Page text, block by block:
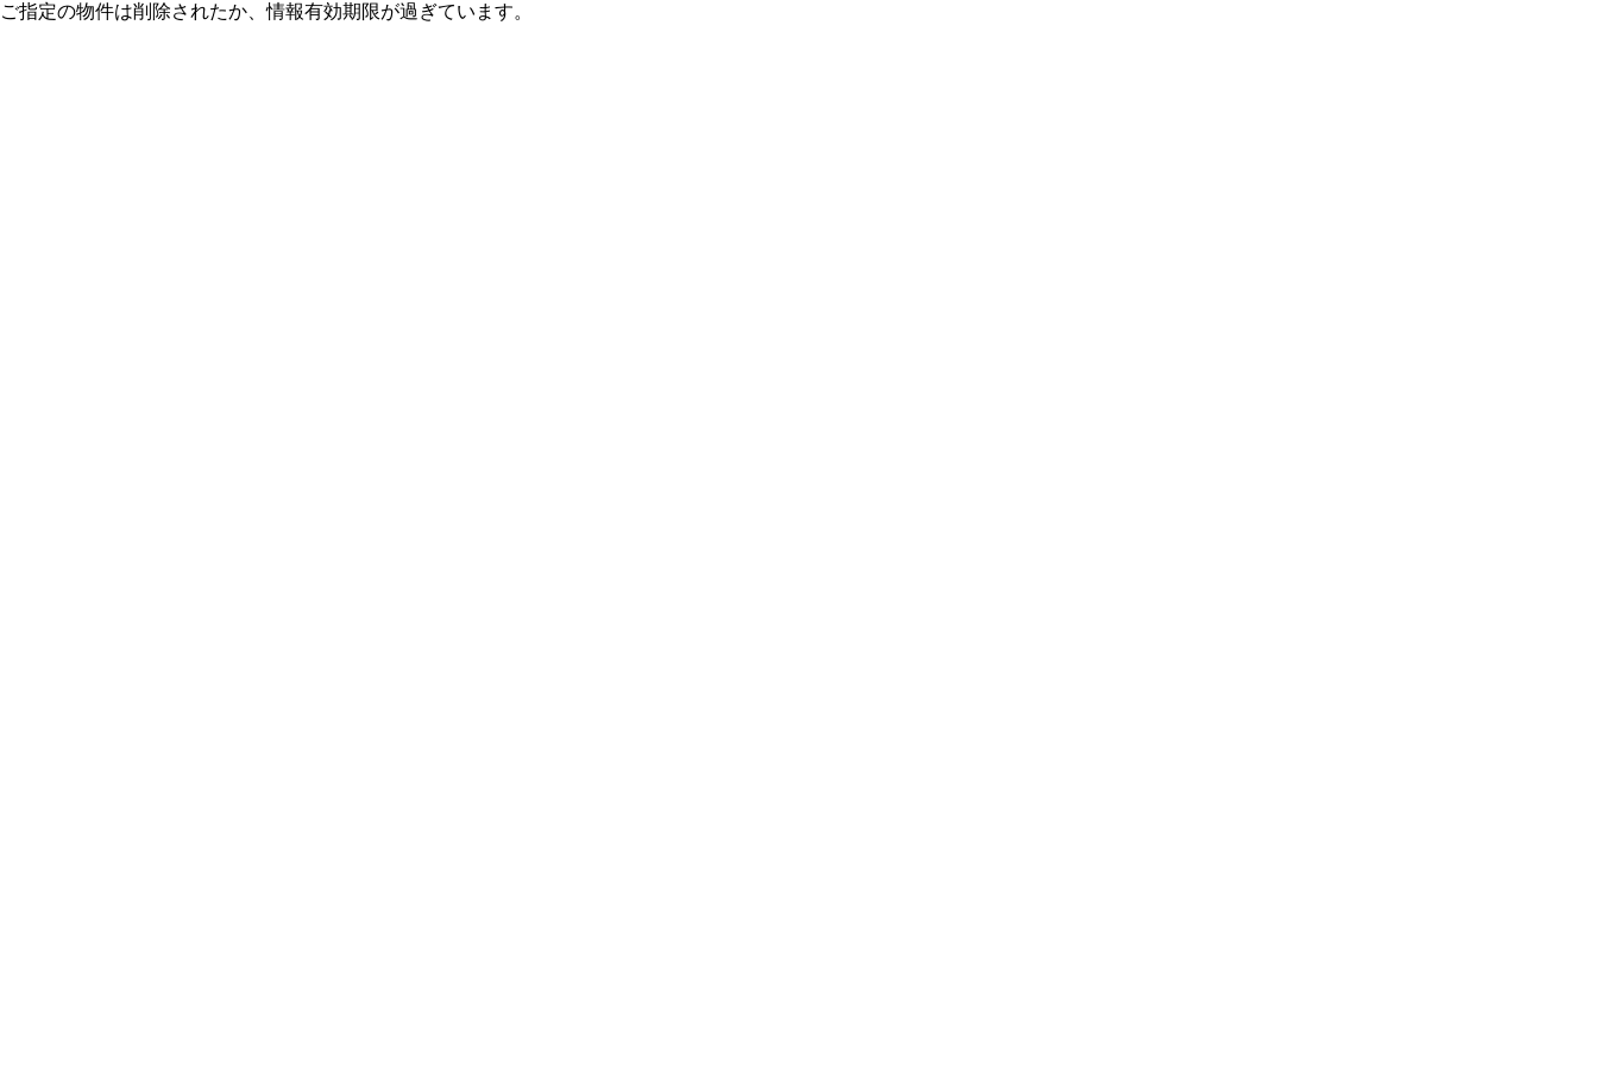
ご指定の物件は削除されたか、情報有効期限が過ぎています。